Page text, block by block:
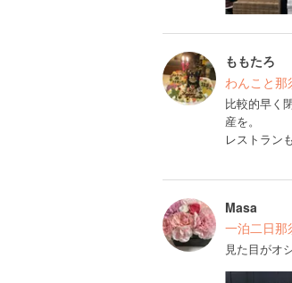
ももたろ
わんこと那
比較的早く
産を。
レストラン
Masa
一泊二日那
見た目がオ